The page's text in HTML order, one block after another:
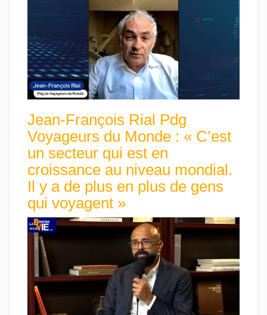
Jean-François Rial Pdg
Voyageurs du Monde : « C’est
un secteur qui est en
croissance au niveau mondial.
Il y a de plus en plus de gens
qui voyagent »